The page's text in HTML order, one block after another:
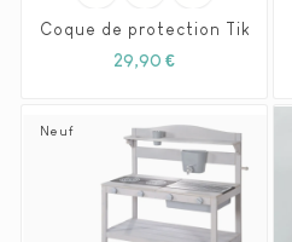
Coque de protection Tikino
29,90 €Prix
Neuf